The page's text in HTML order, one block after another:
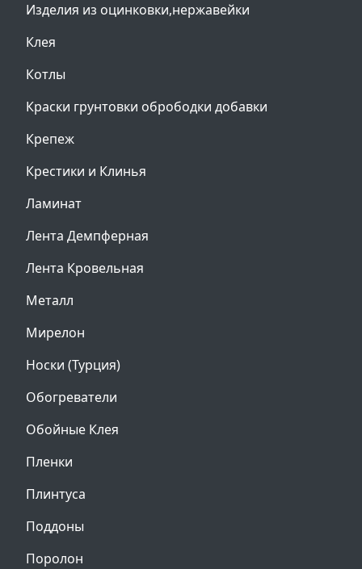
Изделия из оцинковки,нержавейки
Клея
Котлы
Краски грунтовки обрободки добавки
Крепеж
Крестики и Клинья
Ламинат
Лента Демпферная
Лента Кровельная
Металл
Мирелон
Носки (Турция)
Обогреватели
Обойные Клея
Пленки
Плинтуса
Поддоны
Поролон